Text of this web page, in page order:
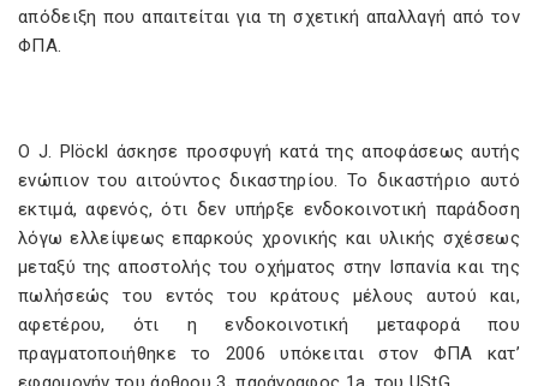
απόδειξη που απαιτείται για τη σχετική απαλλαγή από τον
ΦΠΑ.
Ο J. Plöckl άσκησε προσφυγή κατά της αποφάσεως αυτής
ενώπιον του αιτούντος δικαστηρίου. Το δικαστήριο αυτό
εκτιμά, αφενός, ότι δεν υπήρξε ενδοκοινοτική παράδοση
λόγω ελλείψεως επαρκούς χρονικής και υλικής σχέσεως
μεταξύ της αποστολής του οχήματος στην Ισπανία και της
πωλήσεώς του εντός του κράτους μέλους αυτού και,
αφετέρου, ότι η ενδοκοινοτική μεταφορά που
πραγματοποιήθηκε το 2006 υπόκειται στον ΦΠΑ κατ’